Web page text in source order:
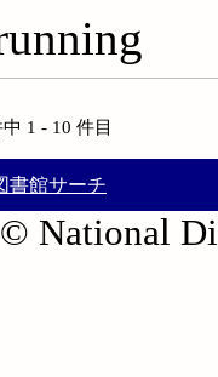
中 1 - 10 件目
書館サーチ
National